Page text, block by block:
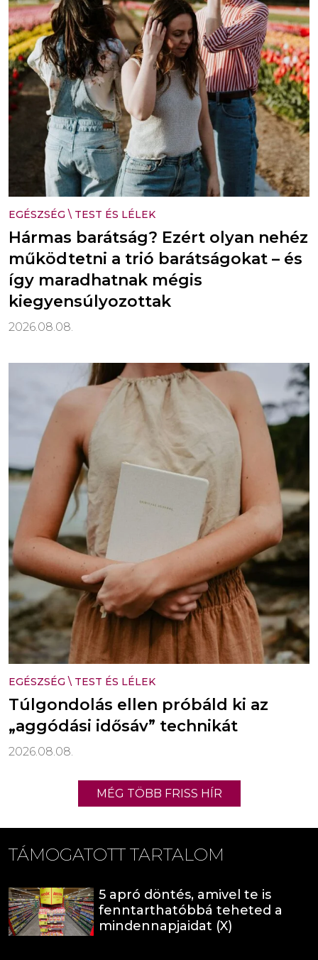
EGÉSZSÉG \ TEST ÉS LÉLEK
Hármas barátság? Ezért olyan nehéz
működtetni a trió barátságokat – és
így maradhatnak mégis
kiegyensúlyozottak
2026.08.08.
EGÉSZSÉG \ TEST ÉS LÉLEK
Túlgondolás ellen próbáld ki az
„aggódási idősáv” technikát
2026.08.08.
MÉG TÖBB FRISS HÍR
TÁMOGATOTT TARTALOM
5 apró döntés, amivel te is
fenntarthatóbbá teheted a
mindennapjaidat (X)